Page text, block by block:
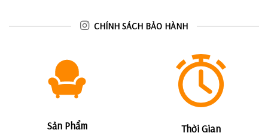
CHÍNH SÁCH BẢO HÀNH
Sản Phẩm Thời Gian